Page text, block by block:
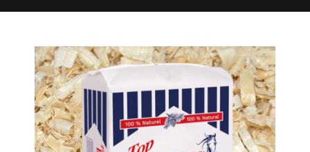
Conditionneurs de litière
Paillis, tourbes et mélange de sol